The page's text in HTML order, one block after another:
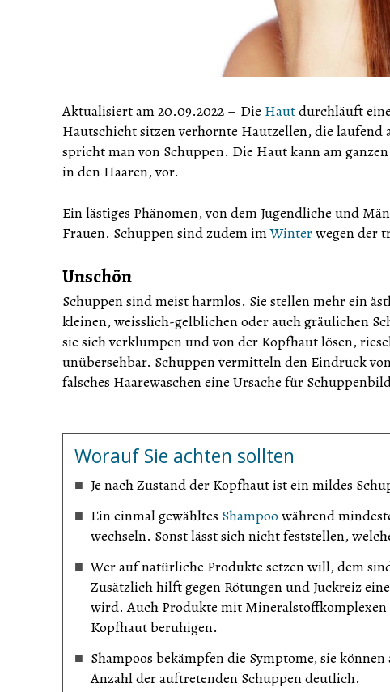
Aktualisiert am 20.09.2022 – Die Hautdurchläuft
Hautschicht sitzen verhornte Hautzellen, die laufend
spricht man von Schuppen. Die Haut kann am
in den Haaren, vor.
Ein lästiges Phänomen, von dem Jugendliche und
Frauen. Schuppen sind zudem imWinterwegen der
Unschön
Schuppen sind meist harmlos. Sie stellen mehr ein
kleinen, weisslich-gelblichen oder auch gräulichen
sie sich verklumpen und von der Kopfhaut lösen,
unübersehbar. Schuppen vermitteln den Eindruck
falsches Haarewaschen eine Ursache für
Worauf Sie achten sollten
Je nach Zustand der Kopfhaut ist ein mildes
Ein einmal gewähltes Shampoo während
wechseln. Sonst lässt sich nicht feststellen,
Wer auf natürliche Produkte setzen will, dem
Zusätzlich hilft gegen Rötungen und Juckreiz
wird. Auch Produkte mit Mineralstoffkomplexen
Kopfhaut beruhigen.
Shampoos bekämpfen die Symptome, sie
Anzahl der auftretenden Schuppen deutlich.